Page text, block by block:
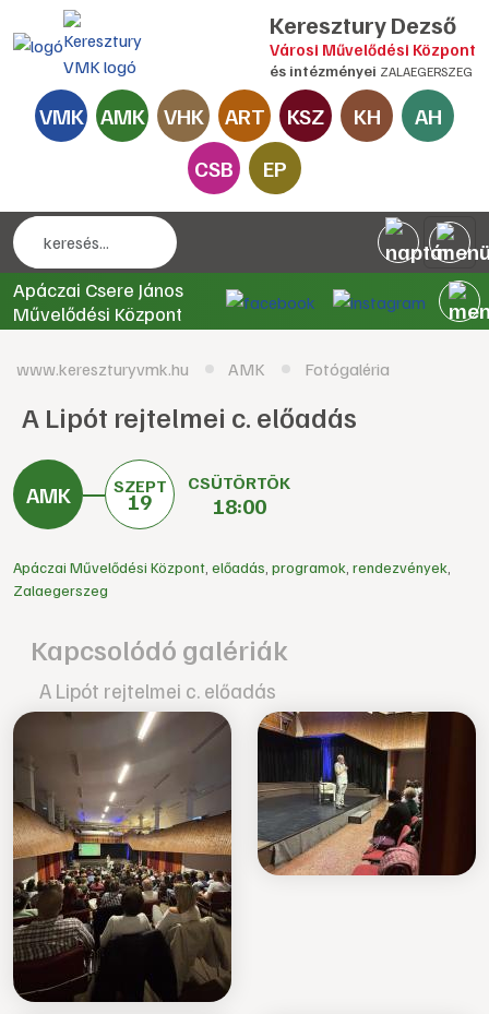
Keresztury Dezső
Városi Művelődési Központ
és intézményei ZALAEGERSZEG
VMK AMK VHK ART KSZ KH
AH
CSB
EP
Apáczai Csere János
Művelődési Központ
www.kereszturyvmk.hu AMK Fotógaléria
A Lipót rejtelmei c. előadás
SZEPT
19
CSÜTÖRTÖK
18:00
Apáczai Művelődési Központ előadás programok rendezvények
Zalaegerszeg
Kapcsolódó galériák
A Lipót rejtelmei c. előadás